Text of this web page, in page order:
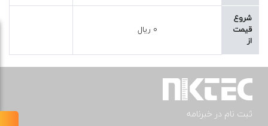
شروع
قیمت
از
۰ ریال
ثبت نام در خبرنامه